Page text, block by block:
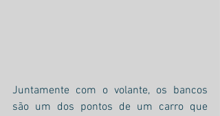
Juntamente com o volante, os bancos
são um dos pontos de um carro que